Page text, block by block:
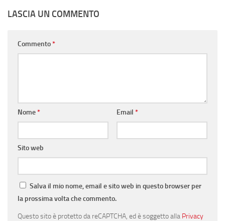
LASCIA UN COMMENTO
Commento*
Nome* Email *
Sito web
Salva il mio nome, email e sito web in questo browser per
la prossima volta che commento.
Questo sito è protetto da reCAPTCHA, ed è soggetto alla Privacy